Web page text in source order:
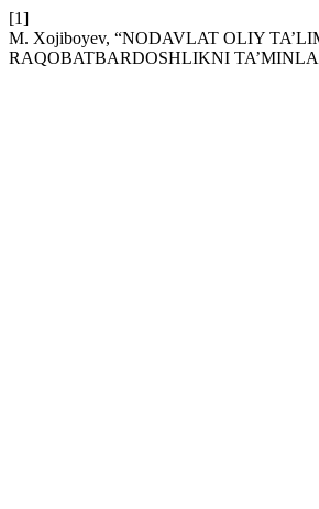
[1]
M. Xojiboyev, “NODAVLAT OLIY
RAQOBATBARDOSHLIKNI